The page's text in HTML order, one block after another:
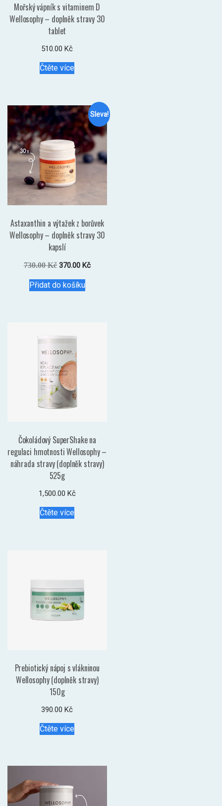
Mořský vápník s vitaminem D
Wellosophy – doplněk stravy 30
tablet
510.00Kč
Čtěte více
Sleva!
Astaxanthin a výtažek z borůvek
Wellosophy – doplněk stravy 30
kapslí
730.00Kč Původní
byla:
370.00 KčAktuální
Přidat do košíku
Čokoládový SuperShake na
regulaci hmotnosti Wellosophy –
náhrada stravy (doplněk stravy)
525g
1,500.00 Kč
Čtěte více
Prebiotický nápoj s vlákninou
Wellosophy (doplněk stravy)
150g
390.00Kč
Čtěte více